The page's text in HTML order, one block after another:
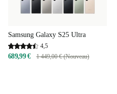
Samsung Galaxy S25 Ultra
4,5
689,99 € 1 449,00 € (Nouveau)